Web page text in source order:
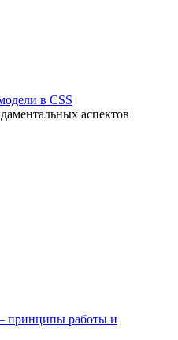
в CSS
аспектов
принципы работы и